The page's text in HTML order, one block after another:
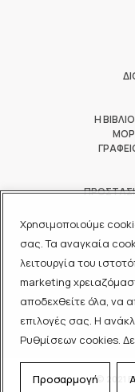
Χρησιμοποιούμε
σας. Τα αναγκαία
λειτουργία του
marketing
αποδεχθείτε όλα, να
επιλογές σας. Η
Ρυθμίσεων cookies.
Προσαρμογή
Η
© 2021